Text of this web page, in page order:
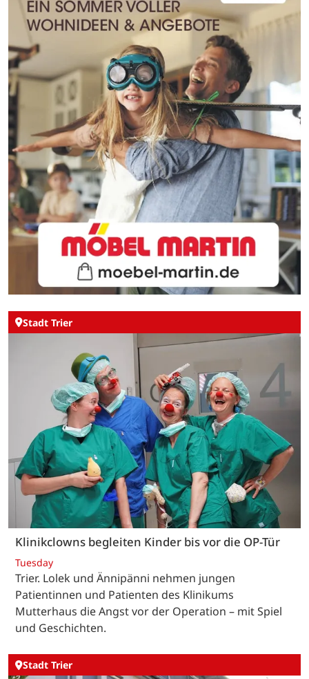
Stadt Trier
Klinikclowns begleiten Kinder bis vor die OP-Tür
Tuesday
Trier. Lolek und Ännipänni nehmen jungen
Patientinnen und Patienten des Klinikums
Mutterhaus die Angst vor der Operation – mit Spiel
und Geschichten.
Stadt Trier